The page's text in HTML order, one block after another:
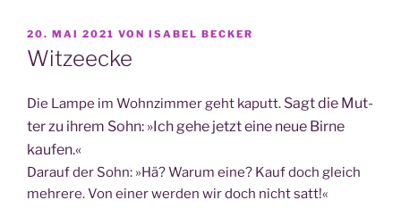
VERÖFFENTLICHT
AM
20. MAI 2021 VON ISABEL BECKER
Witzeecke
Die Lam­pe im Wohn­zim­mer geht kaputt. Sagt die Mut­
ter zu ihrem Sohn: »Ich gehe jetzt eine neue Bir­ne
kaufen.«
Dar­auf der Sohn: »Hä? War­um eine? Kauf doch gleich
meh­re­re. Von einer wer­den wir doch nicht satt!«